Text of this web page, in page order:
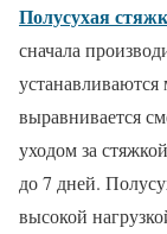
Полусухая
сначала
устанавливаются
выравнивается
уходом за
до 7 дней.
высокой